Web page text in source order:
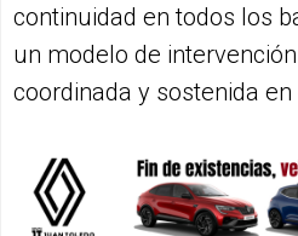
continuidad en todos los
un modelo de
coordinada y sostenida